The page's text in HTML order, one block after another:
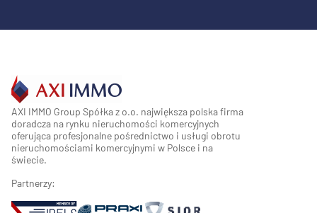
AXI IMMO Group Spółka z o.o. największa polska firma
doradcza na rynku nieruchomości komercyjnych
oferująca profesjonalne pośrednictwo i usługi obrotu
nieruchomościami komercyjnymi w Polsce i na
świecie.
Partnerzy: